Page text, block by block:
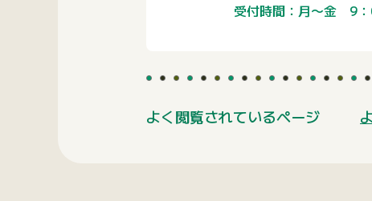
受付時間：月〜金 9
よく閲覧されているページ